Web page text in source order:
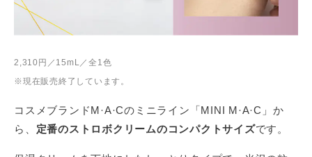
2,310円／15mL／全1色
※現在販売終了しています。
コスメブランドM·A·Cのミニライン「MINI M·A·C」か
ら、 定番のストロボクリームのコンパクトサイズです。